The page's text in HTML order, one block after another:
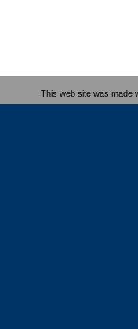
This web site was made